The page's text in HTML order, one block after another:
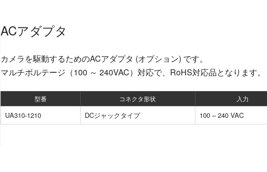
ACアダプタ
カメラを駆動するためのACアダプタ (オプション) です。
マルチボルテージ（100 ～ 240VAC）対応で、RoHS対応品となります。
型番 コネクタ形状 入力
UA310-1210 DCジャックタイプ 100 – 240 VAC